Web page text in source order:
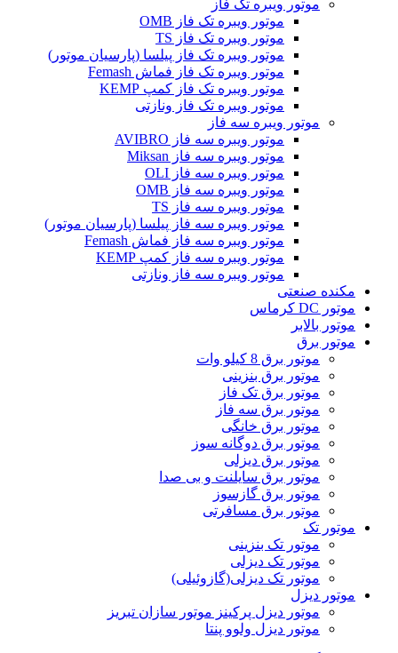
موتور ویبره تک فاز
موتور ویبره تک فاز OMB
موتور ویبره تک فاز TS
موتور ویبره تک فاز پیلسا (پارسیان موتور)
موتور ویبره تک فاز فماش Femash
موتور ویبره تک فاز کمپ KEMP
موتور ویبره تک فاز ونازتی
موتور ویبره سه فاز
موتور ویبره سه فاز AVIBRO
موتور ویبره سه فاز Miksan
موتور ویبره سه فاز OLI
موتور ویبره سه فاز OMB
موتور ویبره سه فاز TS
موتور ویبره سه فاز پیلسا (پارسیان موتور)
موتور ویبره سه فاز فماش Femash
موتور ویبره سه فاز کمپ KEMP
موتور ویبره سه فاز ونازتی
مکنده صنعتی
موتور DC کرماس
موتور بالابر
موتور برق
موتور برق 8 کیلو وات
موتور برق بنزینی
موتور برق تک فاز
موتور برق سه فاز
موتور برق خانگی
موتور برق دوگانه سوز
موتور برق دیزلی
موتور برق سایلنت و بی صدا
موتور برق گازسوز
موتور برق مسافرتی
موتور تک
موتور تک بنزینی
موتور تک دیزلی
موتور تک دیزلی(گازوئیلی)
موتور دیزل
موتور دیزل پرکینز موتور سازان تبریز
موتور دیزل ولوو پنتا